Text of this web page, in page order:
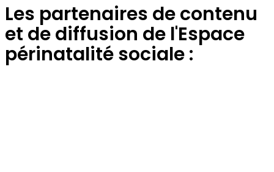
Les partenaires de contenu
et de diffusion de l'Espace
périnatalité sociale :